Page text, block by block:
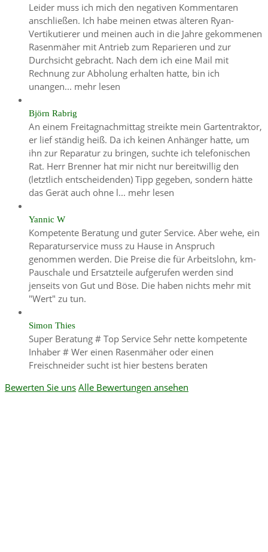
Leider muss ich mich den negativen Kommentaren
anschließen. Ich habe meinen etwas älteren Ryan-
Vertikutierer und meinen auch in die Jahre gekommenen
Rasenmäher mit Antrieb zum Reparieren und zur
Durchsicht gebracht. Nach dem ich eine Mail mit
Rechnung zur Abholung erhalten hatte, bin ich
unangen... mehr lesen
Björn Rabrig
An einem Freitagnachmittag streikte mein Gartentraktor,
er lief ständig heiß. Da ich keinen Anhänger hatte, um
ihn zur Reparatur zu bringen, suchte ich telefonischen
Rat. Herr Brenner hat mir nicht nur bereitwillig den
(letztlich entscheidenden) Tipp gegeben, sondern hätte
das Gerät auch ohne l... mehr lesen
Yannic W
Kompetente Beratung und guter Service. Aber wehe, ein
Reparaturservice muss zu Hause in Anspruch
genommen werden. Die Preise die für Arbeitslohn, km-
Pauschale und Ersatzteile aufgerufen werden sind
jenseits von Gut und Böse. Die haben nichts mehr mit
"Wert" zu tun.
Simon Thies
Super Beratung # Top Service Sehr nette kompetente
Inhaber # Wer einen Rasenmäher oder einen
Freischneider sucht ist hier bestens beraten
Bewerten Sie uns Alle Bewertungen ansehen